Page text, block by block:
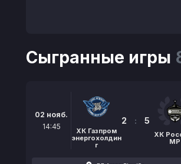
Сыгранные игры
02 нояб.
14:45
ХК Газпром
энергохолдин
г
2 : 5
ХК
МР